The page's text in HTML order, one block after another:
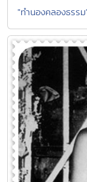
"ทำนองคลองธรร